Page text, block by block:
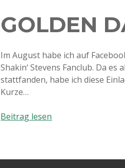
GOLDEN
Im August habe ich auf
Shakin‘ Stevens Fanclub. Da
stattfanden, habe ich diese
Kurze…
Beitrag lesen